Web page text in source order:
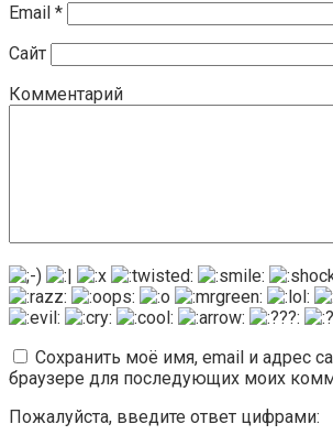
Email *
Сайт
Комментарий
Сохранить моё имя, email и адрес
браузере для последующих моих
Пожалуйста, введите ответ цифрами: